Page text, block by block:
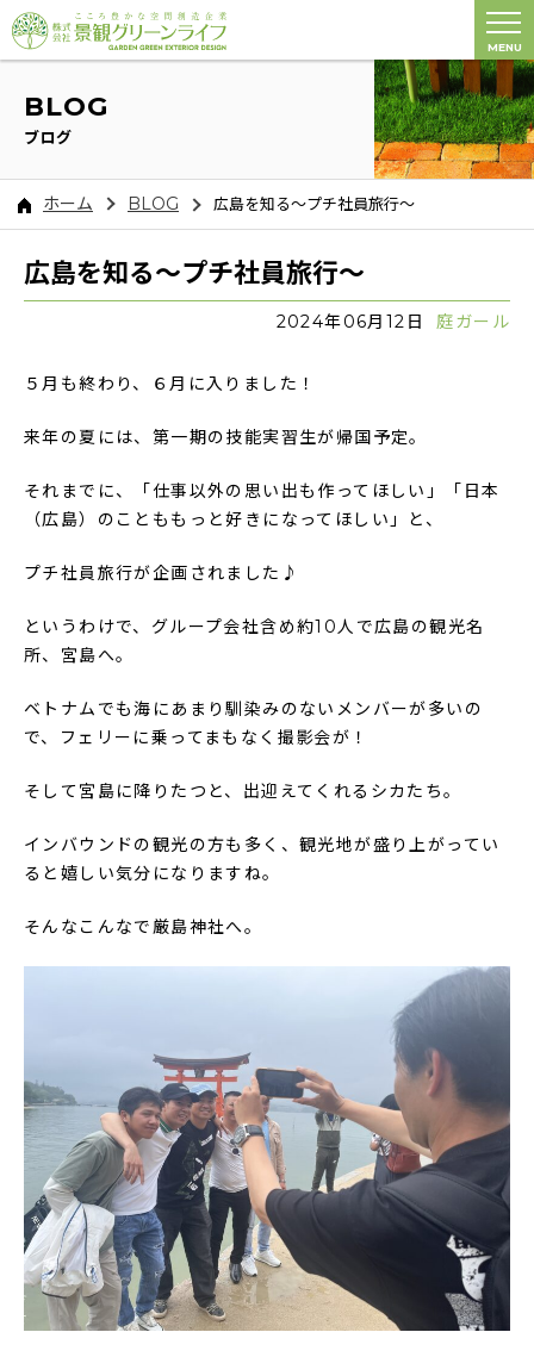
MENU
BLOG
ブログ
ホーム BLOG 広島を知る～プチ社員旅行～
広島を知る～プチ社員旅行～
2024年06月12日 庭ガール
５月も終わり、６月に入りました！
来年の夏には、第一期の技能実習生が帰国予定。
それまでに、「仕事以外の思い出も作ってほしい」「日本
（広島）のことももっと好きになってほしい」と、
プチ社員旅行が企画されました♪
というわけで、グループ会社含め約10人で広島の観光名
所、宮島へ。
ベトナムでも海にあまり馴染みのないメンバーが多いの
で、フェリーに乗ってまもなく撮影会が！
そして宮島に降りたつと、出迎えてくれるシカたち。
インバウンドの観光の方も多く、観光地が盛り上がってい
ると嬉しい気分になりますね。
そんなこんなで厳島神社へ。